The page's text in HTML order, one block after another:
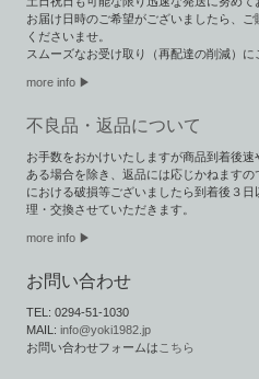
お届け日時のご希望がございましたら、
くださいませ。
スムーズなお受け取り（再配達の削減）に
more info ▶︎
不良品・返品について
お手数をおかけいたしますが商品到着後
ある場合を除き、返品には応じかねます
における破損等ございましたら到着後３
理・交換させていただきます。
more info ▶
お問い合わせ
TEL: 0294-51-1030
MAIL:info@yoki1982.jp
お問い合わせフォームは こちら